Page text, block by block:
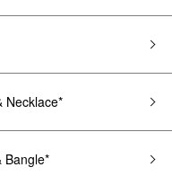
Necklace*
Bangle*